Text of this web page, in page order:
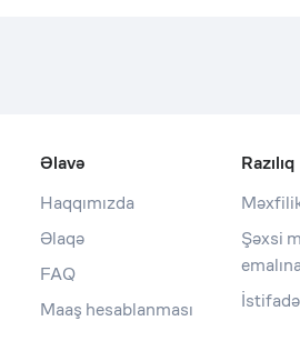
Əlavə
Haqqımızda
Əlaqə
FAQ
Maaş hesablanması
Razılıq
Şəxsi